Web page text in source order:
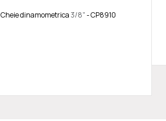
Cheie dinamometrica3/8"- CP8910